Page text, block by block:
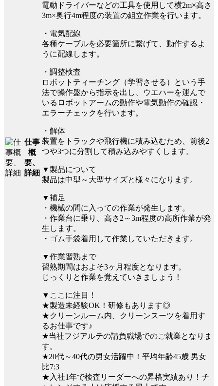
仕事
概
要、
詳細
電動ドライバーなどの工具を使用して横2m×高さ
3m×奥行4m程度の装置の組立作業を行います。
・電気配線
各種ケーブルを必要箇所に繋げて、動作するよ
うに配線します。
・調整検査
ロボットティーチング（学習させる）という手
法で操作盤から指示を出し、ウエハーを運んで
いるロボットアームの動作や電気動作の確認・
エラーチェックを行います。
・解体
装置をトラックや飛行機に積み込むため、前後2
つや3つに分割して積み込みやすくします。
▼製品について
製品は中型～大型サイズと様々になります。
▼補足
・機械の間に入っての作業が発生します。
・作業台に乗り、高さ2～3m程度の高所作業が発
生します。
・ゴム手袋着用して作業していただきます。
▼作業習熟まで
習熟期間はおよそ3ヶ月程度となります。
じっくりと作業を覚えていきましょう！
▼ここに注目！
★製造未経験OK！研修もあります◎
★クリーンルーム内、クリーンスーツを着用す
るお仕事です♪
★当社フジアルテの請負職場でのご就業となりま
す。
★20代～40代の男女活躍中！平均年齢45歳 男女
比7:3
★入社1年で検査リーダーへの昇格実績あり！チ